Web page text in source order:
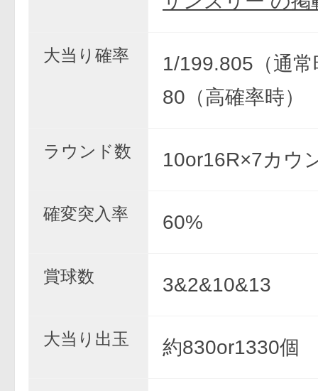
大当り確率
1/199.805（通
80（高確率時）
ラウンド数 10or16R×7カウ
確変突入率 60%
賞球数 3&2&10&13
大当り出玉 約830or1330個